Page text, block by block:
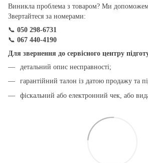
Виникла проблема з товаром? Ми
Звертайтеся за номерами:
📞 050 298-6731
📞 067 440-4190
Для звернення до сервісного центру
детальний опис несправності;
гарантійний талон із датою продажу та
фіскальний або електронний чек, або